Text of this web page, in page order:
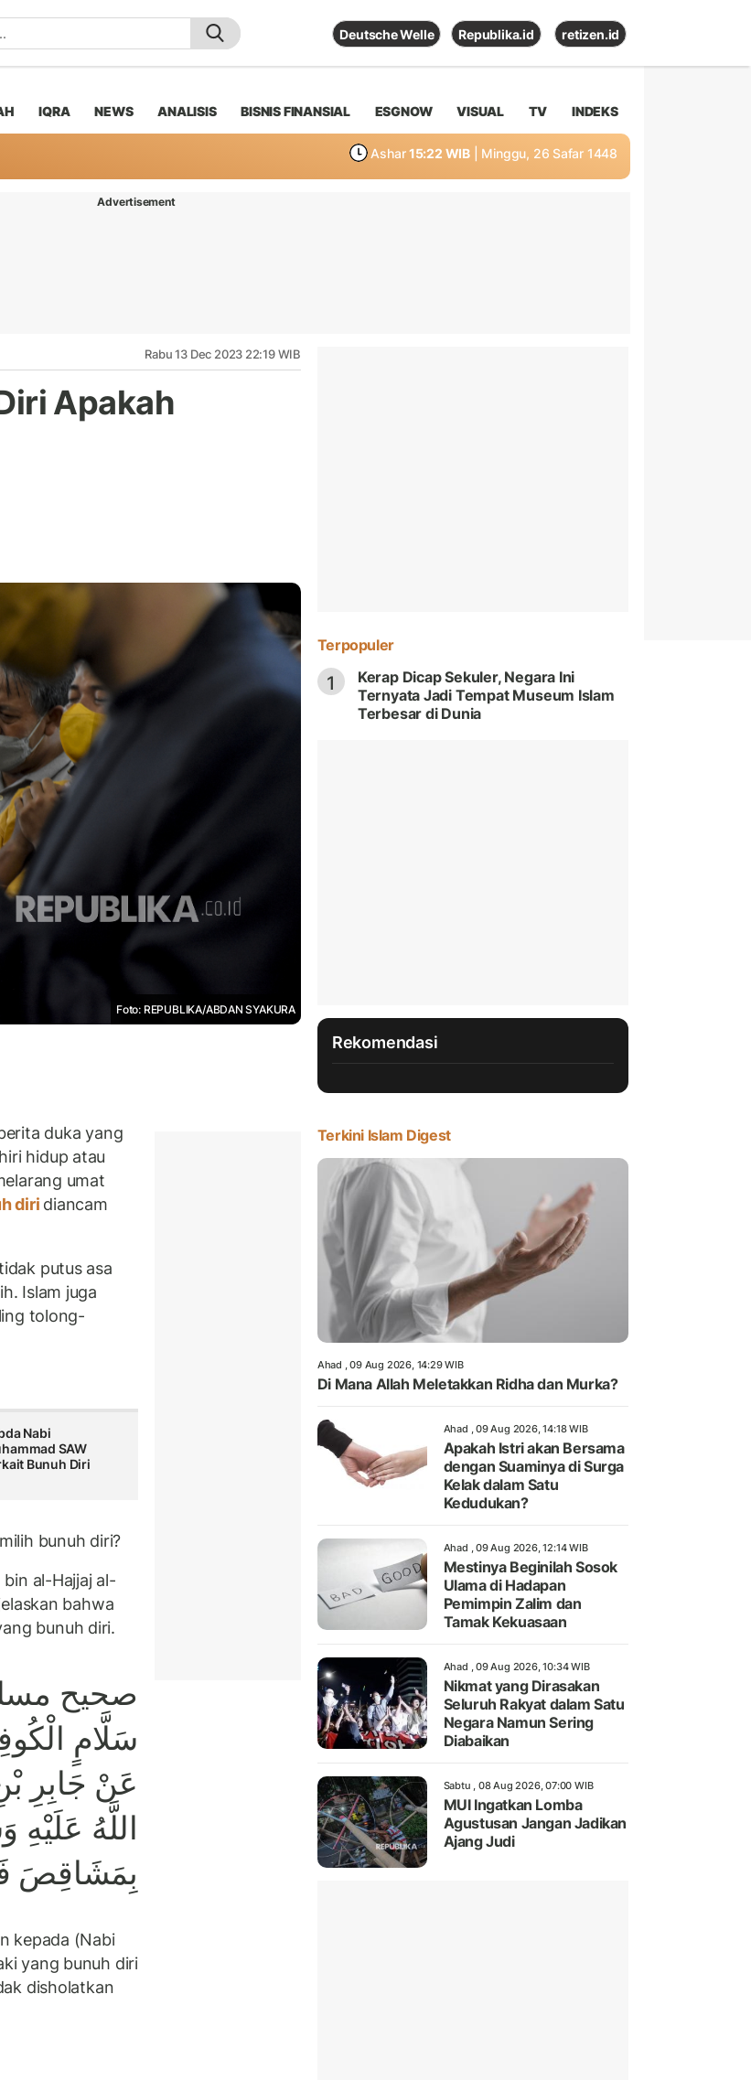
Deutsche Welle Republika.id retizen.id
IQRA NEWS ANALISIS BISNIS FINANSIAL ESGNOW VISUAL TV INDEKS
Ashar 15:22 WIB | Minggu, 26 Safar 1448
Advertisement
Rabu 13 Dec 2023 22:19 WIB
Apakah
Foto: REPUBLIKA/ABDAN SYAKURA
duka yang
hidup atau
umat
diri diancam
putus asa
Islam juga
tolong-
Nabi
SAW
Bunuh Diri
bunuh diri?
al-Hajjaj al-
bahwa
bunuh diri.
سَلَّامٍ
عَنْ جَابِرِ
اللَّهُ
بِمَشَاقِصَ
kepada (Nabi
yang bunuh diri
disholatkan
Terpopuler
1
Kerap Dicap Sekuler, Negara Ini
Ternyata Jadi Tempat Museum Islam
Terbesar di Dunia
Rekomendasi
Terkini Islam Digest
Ahad , 09 Aug 2026, 14:29 WIB
Di Mana Allah Meletakkan Ridha dan Murka?
Ahad , 09 Aug 2026, 14:18 WIB
Apakah Istri akan Bersama
dengan Suaminya di Surga
Kelak dalam Satu
Kedudukan?
Ahad , 09 Aug 2026, 12:14 WIB
Mestinya Beginilah Sosok
Ulama di Hadapan
Pemimpin Zalim dan
Tamak Kekuasaan
Ahad , 09 Aug 2026, 10:34 WIB
Nikmat yang Dirasakan
Seluruh Rakyat dalam Satu
Negara Namun Sering
Diabaikan
Sabtu , 08 Aug 2026, 07:00 WIB
MUI Ingatkan Lomba
Agustusan Jangan Jadikan
Ajang Judi